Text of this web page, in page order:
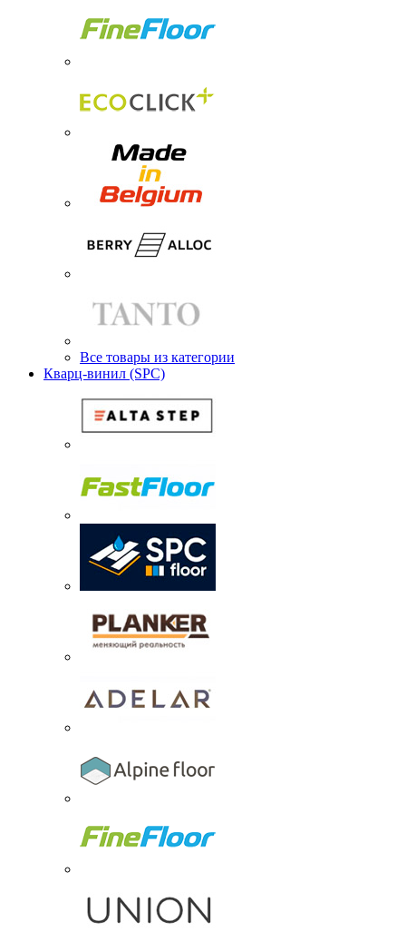
Все товары из категории
Кварц-винил (SPC)